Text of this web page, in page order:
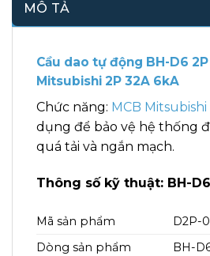
MÔ TẢ
Cầu dao tự động BH-D6 2P
Mitsubishi 2P 32A 6kA
Chức năng: MCB Mitsubishi
dụng để bảo vệ hệ thống
quá tải và ngắn mạch.
Thông số kỹ thuật: BH-
Mã sản phẩm
D2P-
Dòng sản phẩm
BH-